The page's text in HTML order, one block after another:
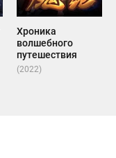
Хроника
волшебного
путешествия
(2022)